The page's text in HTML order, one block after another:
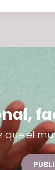
que el